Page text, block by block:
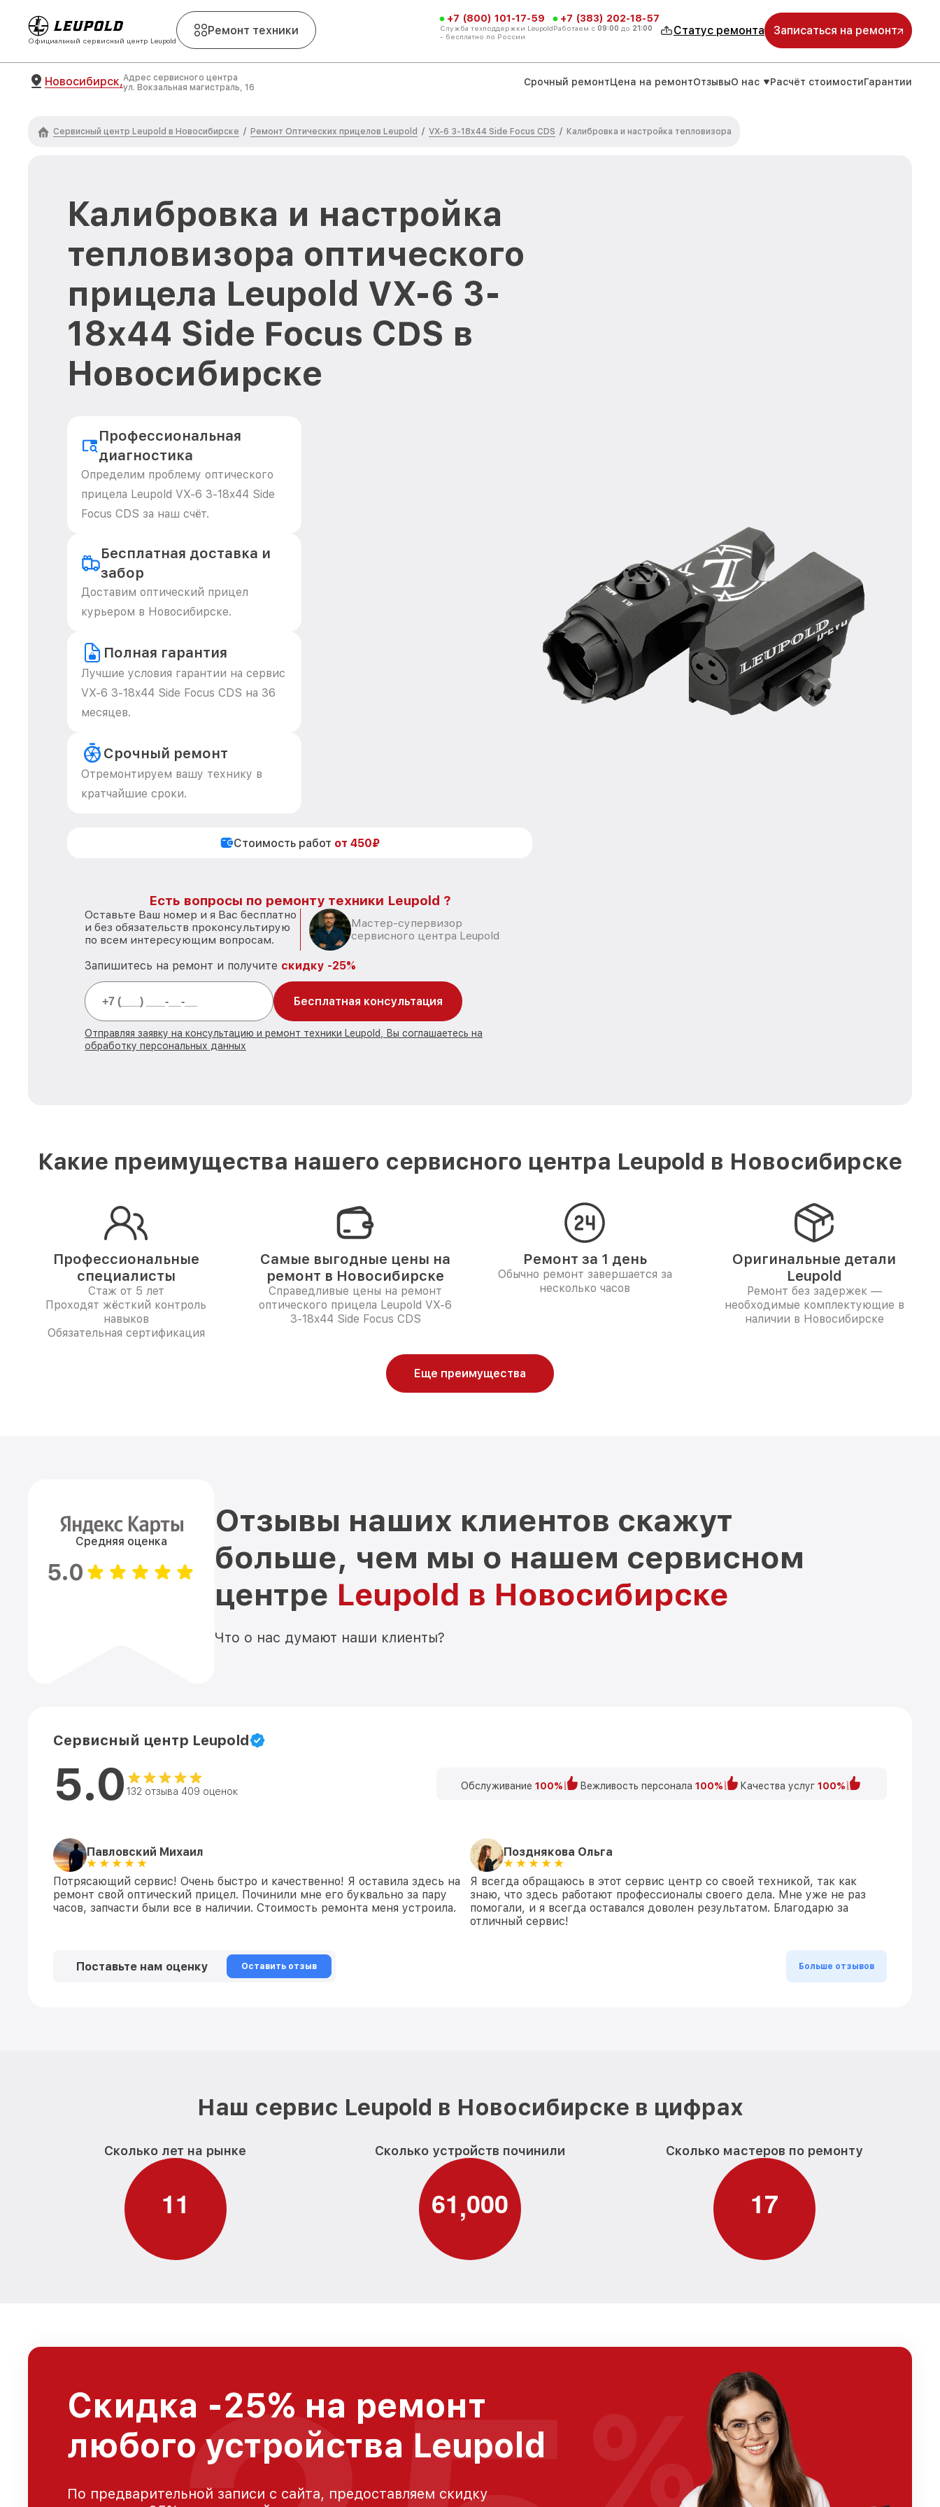
Официальный сервисный центр Leupold
Ремонт техники
+7 (800) 101-17-59
Служба техподдержки Leupold
- бесплатно по России
+7 (383) 202-18-57
Работаем с 09:00 до 21:00 Статус ремонта Записаться на ремонт
Новосибирск,Адрес сервисного центра
ул. Вокзальная магистраль, 16
Срочный ремонтЦена на ремонтОтзывыО нас Расчёт стоимостиГарантии
Сервисный центр Leupold в Новосибирске / Ремонт Оптических прицелов Leupold / VX-6 3-18x44 Side Focus CDS / Калибровка и настройка тепловизора
Калибровка и настройка
тепловизора оптического
прицела Leupold VX-6 3-
18x44 Side Focus CDS в
Новосибирске
Профессиональная
диагностика
Определим проблему оптического
прицела Leupold VX-6 3-18x44 Side
Focus CDS за наш счёт.
Бесплатная доставка и
забор
Доставим оптический прицел
курьером в Новосибирске.
Полная гарантия
Лучшие условия гарантии на сервис
VX-6 3-18x44 Side Focus CDS на 36
месяцев.
Срочный ремонт
Отремонтируем вашу технику в
кратчайшие сроки.
Стоимость работ от 450₽
Есть вопросы по ремонту техники Leupold ?
Оставьте Ваш номер и я Вас бесплатно
и без обязательств проконсультирую
по всем интересующим вопросам.
Мастер-супервизор
сервисного центра Leupold
Запишитесь на ремонт и получите скидку -25%
Бесплатная консультация
Отправляя заявку на консультацию и ремонт техники Leupold, Вы соглашаетесь на
обработку персональных данных
Какие преимущества нашего сервисного центра Leupold в Новосибирске
Профессиональные
специалисты
Стаж от 5 лет
Проходят жёсткий контроль
навыков
Обязательная сертификация
Самые выгодные цены на
ремонт в Новосибирске
Справедливые цены на ремонт
оптического прицела Leupold VX-6
3-18x44 Side Focus CDS
Ремонт за 1 день
Обычно ремонт завершается за
несколько часов
Оригинальные детали
Leupold
Ремонт без задержек —
необходимые комплектующие в
наличии в Новосибирске
Еще преимущества
Средняя оценка
5.0
Отзывы наших клиентов скажут
больше, чем мы о нашем сервисном
центре Leupold в Новосибирске
Что о нас думают наши клиенты?
Сервисный центр Leupold
5.0 132 отзыва 409 оценок Обслуживание 100% Вежливость персонала 100% Качества услуг 100%
Павловский Михаил
Потрясающий сервис! Очень быстро и качественно! Я оставила здесь на
ремонт свой оптический прицел. Починили мне его буквально за пару
часов, запчасти были все в наличии. Стоимость ремонта меня устроила.
Позднякова Ольга
Я всегда обращаюсь в этот сервис центр со своей техникой, так как
знаю, что здесь работают профессионалы своего дела. Мне уже не раз
помогали, и я всегда оставался доволен результатом. Благодарю за
отличный сервис!
Поставьте нам оценку Оставить отзыв Больше отзывов
Наш сервис Leupold в Новосибирске в цифрах
Сколько лет на рынке
11
Сколько устройств починили
61,000
Сколько мастеров по ремонту
17
Скидка -25% на ремонт
любого устройства Leupold
По предварительной записи с сайта, предоставляем скидку
%